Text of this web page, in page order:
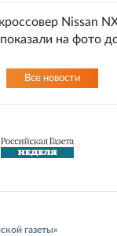
Nissan
на фото
Все новости
газеты»